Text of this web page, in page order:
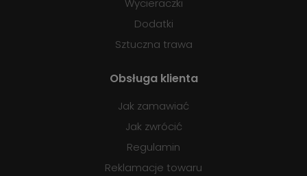
Wycieraczki
Dodatki
Sztuczna trawa
Obsługa klienta
Jak zamawiać
Jak zwrócić
Regulamin
Reklamacje towaru